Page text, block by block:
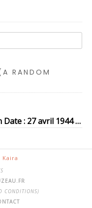
RANDOM
Date : 27 avril 1944 …
Kaira
CONDITIONS)